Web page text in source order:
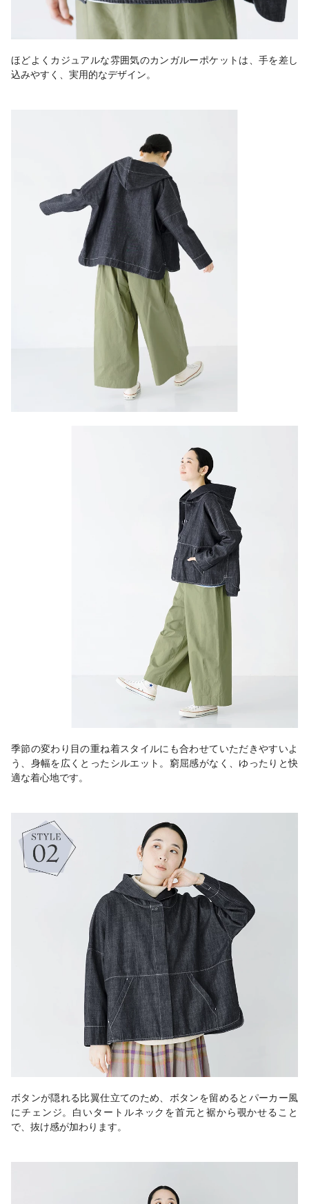
ほどよくカジュアルな雰囲気のカンガルーポケットは、手を差し
込みやすく、実用的なデザイン。
季節の変わり目の重ね着スタイルにも合わせていただきやすいよ
う、身幅を広くとったシルエット。窮屈感がなく、ゆったりと快
適な着心地です。
ボタンが隠れる比翼仕立てのため、ボタンを留めるとパーカー風
にチェンジ。白いタートルネックを首元と裾から覗かせること
で、抜け感が加わります。